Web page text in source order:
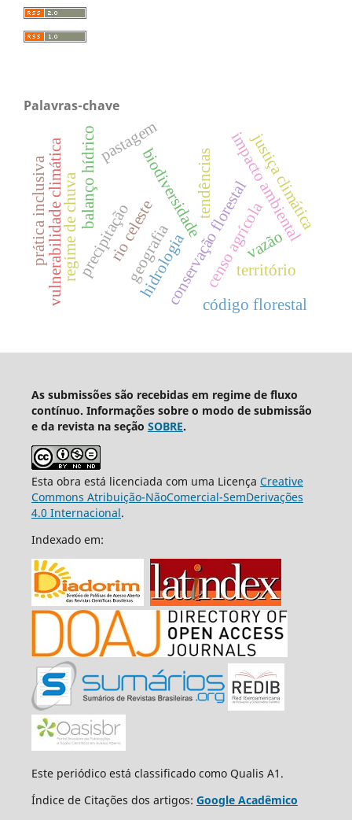
Palavras-chave
conservação florestalimpacto ambiental
censo agrícola
biodiversidade
rio celeste
tendências
precipitação vazão
balanço hídrico
hidrologia
regime de chuva território
pastagem
código florestal
justiça climática
vulnerabilidade climática geografia
prática inclusiva
As submissões são recebidas em regime de fluxo
contínuo. Informações sobre o modo de submissão
e da revista na seção SOBRE.
Esta obra está licenciada com uma Licença Creative
Commons Atribuição-NãoComercial-SemDerivações
4.0 Internacional.
Indexado em:
Este periódico está classificado como Qualis A1.
Índice de Citações dos artigos: Google Acadêmico